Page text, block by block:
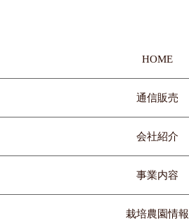
HOME
通信販売
会社紹介
事業内容
栽培農園情報